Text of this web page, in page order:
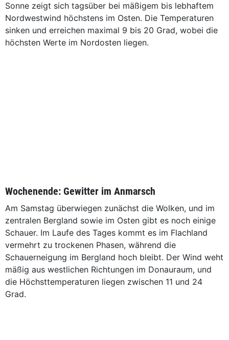
Sonne zeigt sich tagsüber bei mäßigem bis lebhaftem
Nordwestwind höchstens im Osten. Die Temperaturen
sinken und erreichen maximal 9 bis 20 Grad, wobei die
höchsten Werte im Nordosten liegen.
Wochenende: Gewitter im Anmarsch
Am Samstag überwiegen zunächst die Wolken, und im
zentralen Bergland sowie im Osten gibt es noch einige
Schauer. Im Laufe des Tages kommt es im Flachland
vermehrt zu trockenen Phasen, während die
Schauerneigung im Bergland hoch bleibt. Der Wind weht
mäßig aus westlichen Richtungen im Donauraum, und
die Höchsttemperaturen liegen zwischen 11 und 24
Grad.